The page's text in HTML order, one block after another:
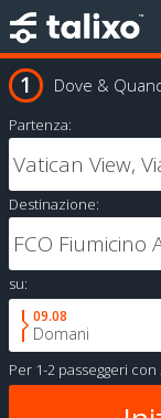
Dove &
Partenza:
Destinazione:
su:
09.08
Domani
Per 1-2 passeggeri con